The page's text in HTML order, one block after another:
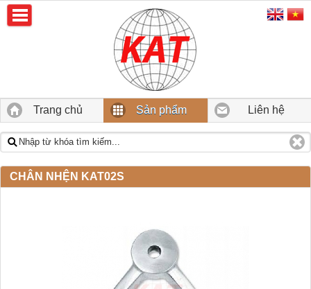
Trang chủ Sản phẩm Liên hệ
CHÂN NHỆN KAT02S